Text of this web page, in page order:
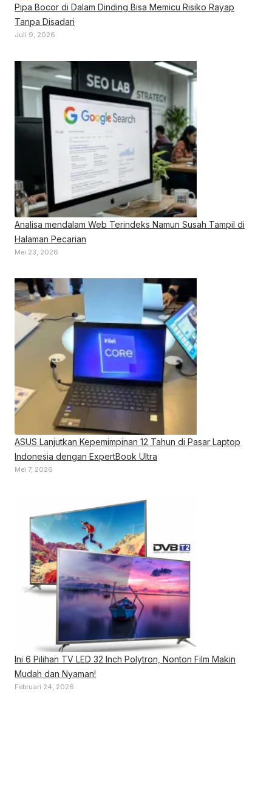
Pipa Bocor di Dalam Dinding Bisa Memicu Risiko Rayap
Tanpa Disadari
Juli 9, 2026
Analisa mendalam Web Terindeks Namun Susah Tampil di
Halaman Pecarian
Mei 23, 2026
ASUS Lanjutkan Kepemimpinan 12 Tahun di Pasar Laptop
Indonesia dengan ExpertBook Ultra
Mei 7, 2026
Ini 6 Pilihan TV LED 32 Inch Polytron, Nonton Film Makin
Mudah dan Nyaman!
Februari 24, 2026